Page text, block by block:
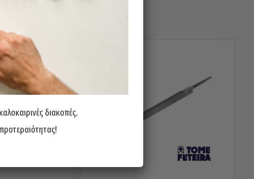
διακοπές.